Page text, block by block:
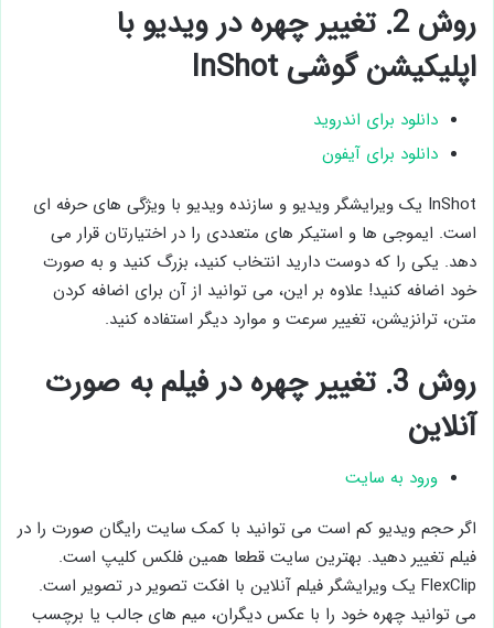
روش 2. تغییر چهره در ویدیو با
اپلیکیشن گوشی InShot
دانلود برای اندروید
دانلود برای آیفون
InShot یک ویرایشگر ویدیو و سازنده ویدیو با ویژگی های حرفه ای
است. ایموجی ها و استيكر های متعددی را در اختیارتان قرار می
دهد. یکی را که دوست دارید انتخاب کنید، بزرگ کنید و به صورت
خود اضافه کنید! علاوه بر این، می توانید از آن برای اضافه کردن
متن، ترانزيشن، تغییر سرعت و موارد دیگر استفاده کنید.
روش 3. تغییر چهره در فيلم به صورت
آنلاین
ورود به سایت
اگر حجم ویدیو کم است می توانید با کمک سایت رایگان صورت را در
فیلم تغییر دهید. بهترین سایت قطعا همین فلکس کلیپ است.
FlexClip یک ویرایشگر فيلم آنلاین با افكت تصویر در تصویر است.
می توانید چهره خود را با عکس دیگران، میم های جالب یا برچسب